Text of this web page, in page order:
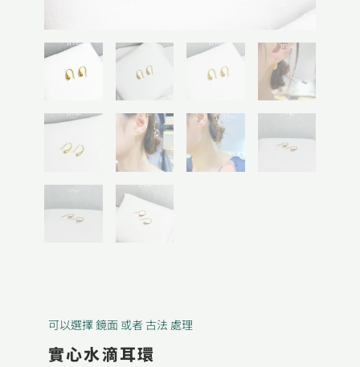
可以選擇 鏡面 或者 古法 處理
實心水滴耳環